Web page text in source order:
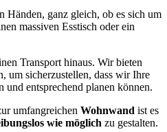
Händen, ganz gleich, ob es sich um
massiven Esstisch oder ein
Transport hinaus. Wir bieten
um sicherzustellen, dass wir Ihre
und entsprechend planen können.
umfangreichen Wohnwand ist es
wie möglich zu gestalten.